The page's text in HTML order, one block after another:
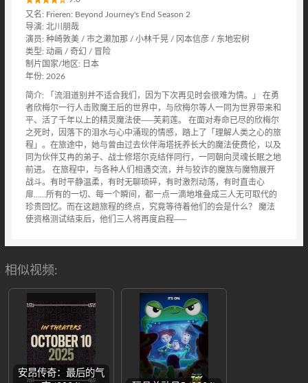
又名: Frieren: Beyond Journey's End Season 2
导演: 北川朋哉
演员: 种崎敦美 / 市之濑加那 / 小林千晃 / 冈本信彦 / 东地宏树
类型: 动画 / 奇幻 / 冒险
制片国家/地区: 日本
年份: 2026
简介: 「流泪道别并不适合我们，因为下次再见时会很难为情。」 在勇
者欣梅尔一行人击败魔王后的世界中，与欣梅尔等人一同为世界带来和
平、活了千年以上的精灵魔法使──芙莉莲。 在面对寿命已尽的欣梅尔
之死时，因落下的泪水与心中涌现的情感，踏上了「理解人类之心的旅
程」。在旅途中，她与曾由过去伙伴海塔抚养长大的魔法使费伦，以及
同为伙伴艾冉的弟子、战士修塔尔克结伴同行，一同朝向灵魂长眠之地
前进。 在旅程中，与各种人们相遇交流，并与狡诈的魔族与魔物展开
战斗。有时平静温柔，有时无聊琐碎，有时激烈动荡，有时直击心
扉……所有的一切、每一个瞬间，都一点一滴地堆叠成三人无可取代的
珍贵回忆。而在这趟旅程的终点，究竟等待着他们的会是什么？ 魔法
使资格测试结束后，他们三人将再度启程──
相似视频:
安昂传奇：最后的气